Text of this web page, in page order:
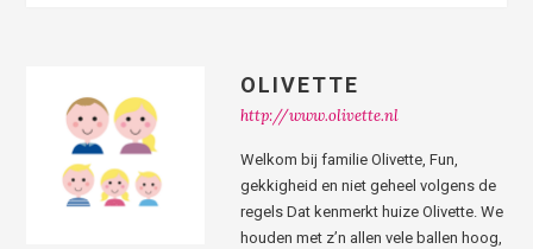
OLIVETTE
http://www.olivette.nl
Welkom bij familie Olivette, Fun,
gekkigheid en niet geheel volgens de
regels Dat kenmerkt huize Olivette. We
houden met z’n allen vele ballen hoog,